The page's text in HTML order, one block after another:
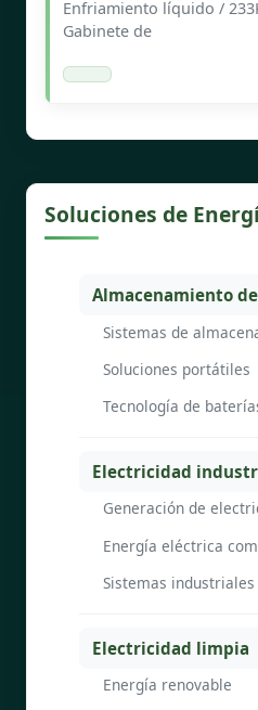
Enfriamiento líquido /
Gabinete de
Soluciones de
Almacenamiento
Sistemas de
Soluciones portátiles
Tecnología de
Electricidad
Generación de
Energía eléctrica
Sistemas
Electricidad limpia
Energía renovable